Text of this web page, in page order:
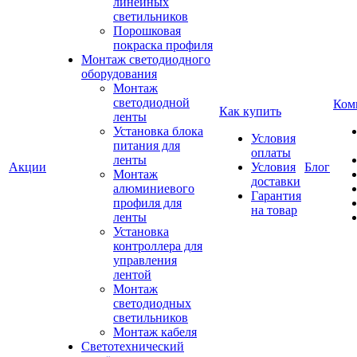
Акции
светильников
Порошковая
покраска профиля
Монтаж светодиодного
оборудования
Монтаж
светодиодной
ленты
Установка блока
питания для
ленты
Монтаж
алюминиевого
профиля для
ленты
Установка
контроллера для
управления
лентой
Монтаж
светодиодных
светильников
Монтаж кабеля
Светотехнический
Как купить
Условия
оплаты
Условия
доставки
Гарантия
на товар
Блог